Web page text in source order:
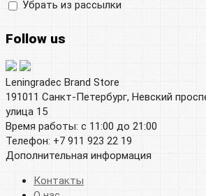
Убрать из рассылки
Follow us
Leningradec Brand Store
191011 Санкт-Петербург, Невский
улица 15
Время работы: с 11:00 до 21:00
Телефон: +7 911 923 22 19
Дополнительная информация
Контакты